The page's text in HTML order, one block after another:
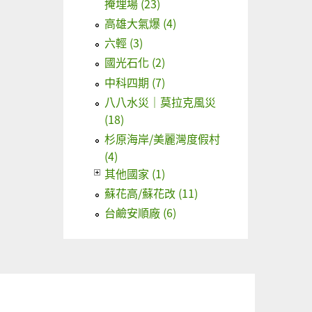
掩埋場 (23)
高雄大氣爆 (4)
六輕 (3)
國光石化 (2)
中科四期 (7)
八八水災｜莫拉克風災
(18)
杉原海岸/美麗灣度假村
(4)
其他國家 (1)
蘇花高/蘇花改 (11)
台鹼安順廠 (6)